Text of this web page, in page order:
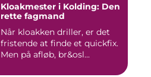
Kloakmester i Kolding: Den
rette fagmand
Når kloakken driller, er det
fristende at finde et quickfix.
Men på afløb, br&osl...